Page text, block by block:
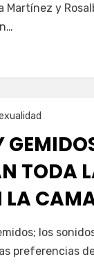
Martínez y
TODA
LA
los
preferencias